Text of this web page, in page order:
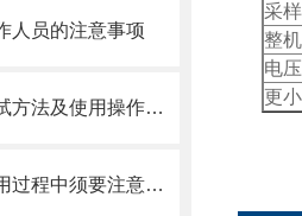
人员的注意事项
低压耐压测试仪测试方法及使用操作步骤
绝缘耐压测试仪使用过程中须要注意的几点
采
整
电
更